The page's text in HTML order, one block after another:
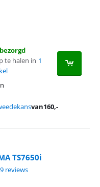
te halen in 1
van160,-
TS7650i
9 reviews.
9 reviews